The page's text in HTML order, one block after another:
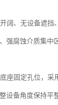
阔、无设备遮挡
强腐蚀介质集中
座固定孔位，采
设备角度保持平